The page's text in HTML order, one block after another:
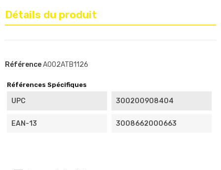
Détails du produit
RéférenceA002ATB1126
Références Spécifiques
UPC 300200908404
EAN-13 3008662000663